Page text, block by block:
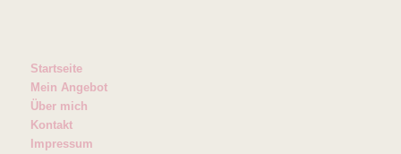
Startseite
Mein Angebot
Über mich
Kontakt
Impressum